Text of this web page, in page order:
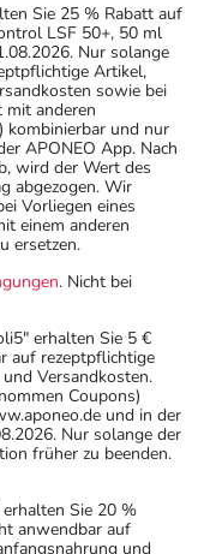
Sie 25 % Rabatt auf
LSF 50+, 50 ml
Nur solange
Artikel,
sowie bei
mit anderen
kombinierbar und nur
APONEO App. Nach
wird der Wert des
abgezogen. Wir
Vorliegen eines
einem anderen
ersetzen.
. Nicht bei
erhalten Sie 5 €
auf rezeptpflichtige
Versandkosten.
Coupons)
und in der
Nur solange der
früher zu beenden.
Sie 20 %
anwendbar auf
und